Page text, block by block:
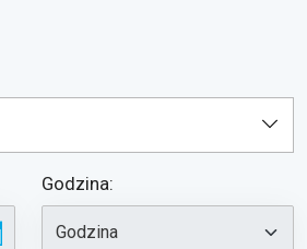
Godzina: